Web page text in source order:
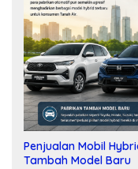
Penjualan Mobil
Tambah Model Baru